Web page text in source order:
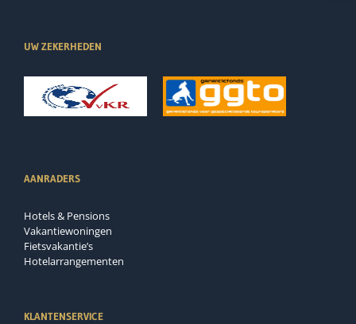
UW ZEKERHEDEN
AANRADERS
Hotels & Pensions
Vakantiewoningen
Fietsvakantie’s
Hotelarrangementen
KLANTENSERVICE